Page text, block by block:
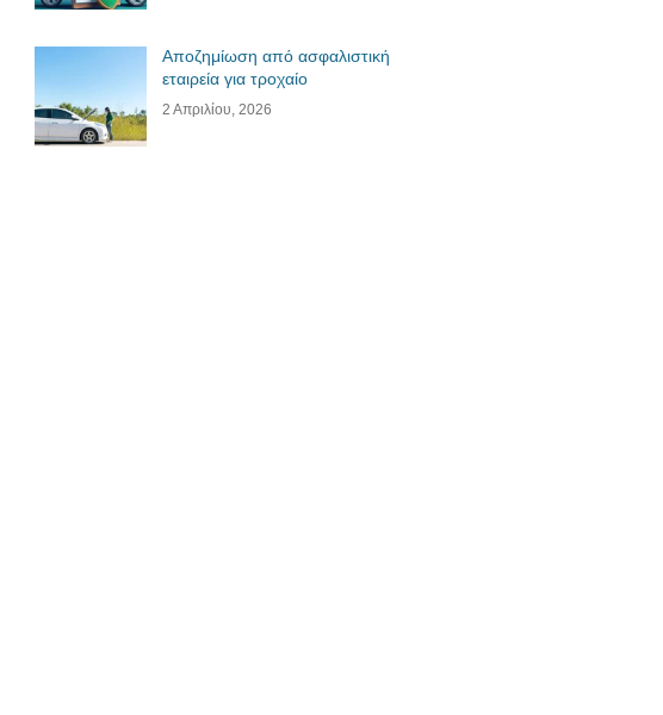
Αποζημίωση από ασφαλιστική
εταιρεία για τροχαίο
2 Απριλίου, 2026